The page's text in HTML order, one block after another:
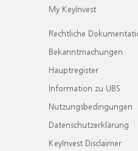
My KeyInvest
Rechtliche
Bekanntmachungen
Hauptregister
Information zu UBS
Nutzungsbedingungen
Datenschutzerklärung
KeyInvest Disclaimer